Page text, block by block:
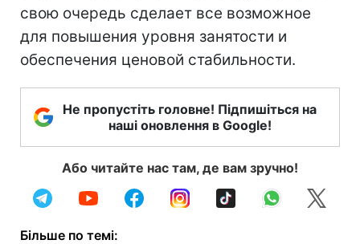
свою очередь сделает все возможное
для повышения уровня занятости и
обеспечения ценовой стабильности.
Не пропустіть головне! Підпишіться на
наші оновлення в Google!
Або читайте нас там, де вам зручно!
Більше по темі: